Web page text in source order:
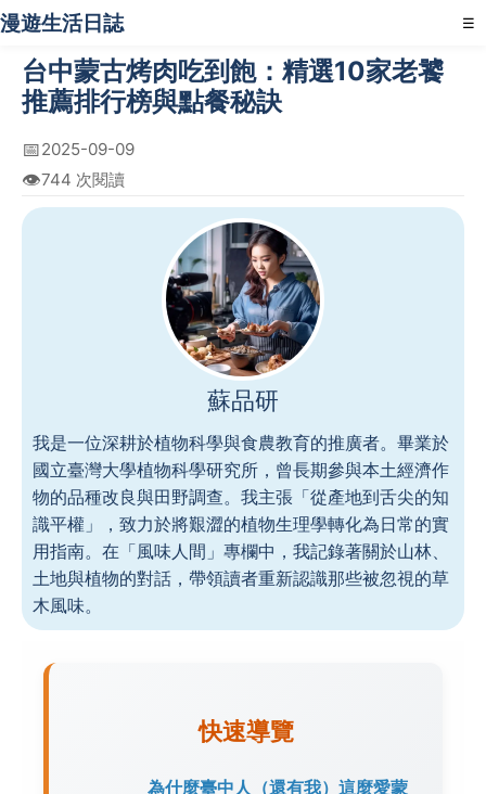
漫遊生活日誌 ☰
台中蒙古烤肉吃到飽：精選10家老饕
推薦排行榜與點餐秘訣
📅2025-09-09
👁️744 次閱讀
蘇品研
我是一位深耕於植物科學與食農教育的推廣者。畢業於
國立臺灣大學植物科學研究所，曾長期參與本土經濟作
物的品種改良與田野調查。我主張「從產地到舌尖的知
識平權」，致力於將艱澀的植物生理學轉化為日常的實
用指南。在「風味人間」專欄中，我記錄著關於山林、
土地與植物的對話，帶領讀者重新認識那些被忽視的草
木風味。
快速導覽
為什麼臺中人（還有我）這麼愛蒙